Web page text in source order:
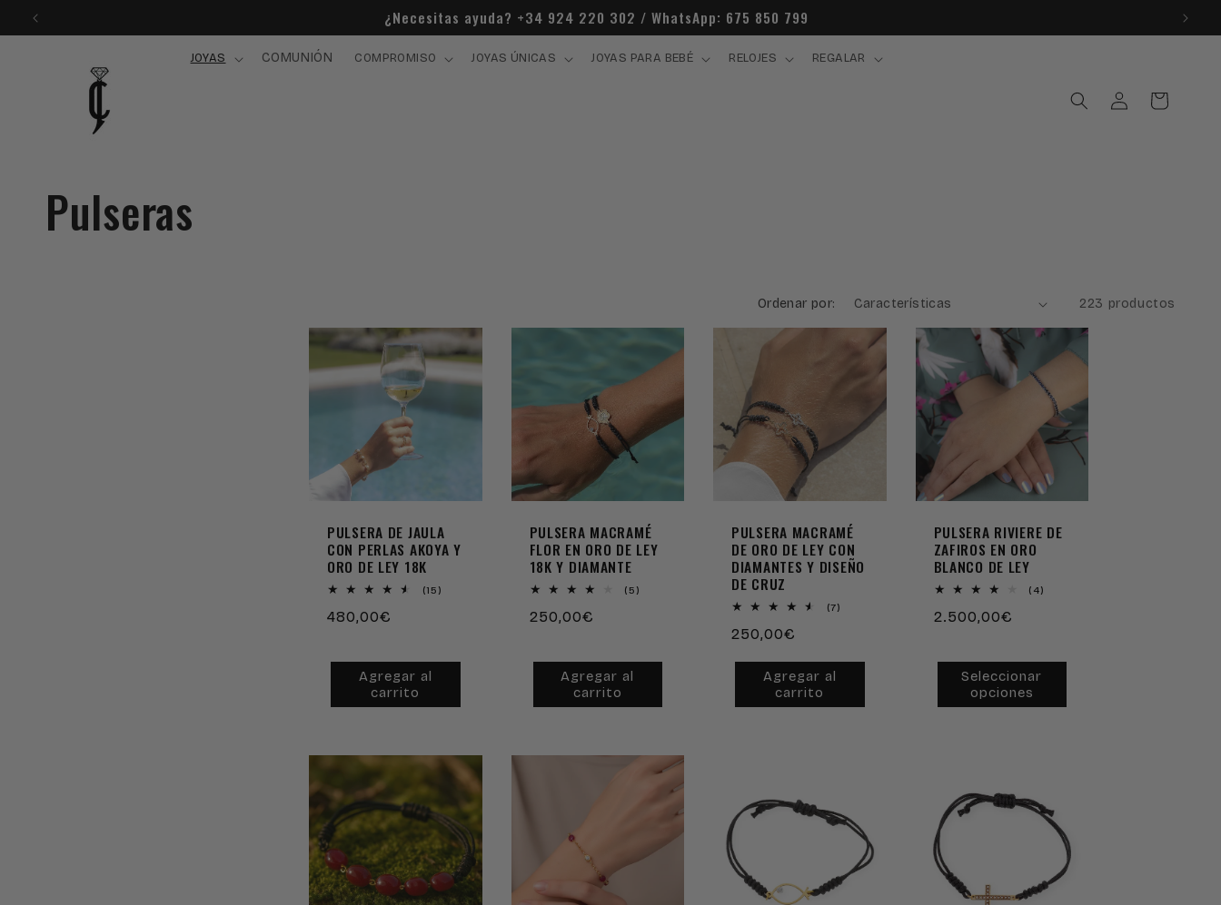
directamente
al contenido
¿Necesitas ayuda? +34 924 220 302 / WhatsApp: 675 850 799
JOYAS COMUNIÓN COMPROMISO JOYAS ÚNICAS JOYAS PARA BEBÉ RELOJES REGALAR
Iniciar
sesión
Carrito
C
Pulseras
Ordenar por: 223 productos
PULSERA DE JAULA
CON PERLAS AKOYA Y
ORO DE LEY 18K
(15)
Precio
480,00€
Agregar al
carrito
PULSERA MACRAMÉ
FLOR EN ORO DE LEY
18K Y DIAMANTE
(5)
Precio
250,00€
Agregar al
carrito
PULSERA MACRAMÉ
DE ORO DE LEY CON
DIAMANTES Y DISEÑO
DE CRUZ
(7)
Precio
250,00€
Agregar al
carrito
PULSERA RIVIERE DE
ZAFIROS EN ORO
BLANCO DE LEY
(4)
Precio
2.500,00€
Seleccionar
opciones